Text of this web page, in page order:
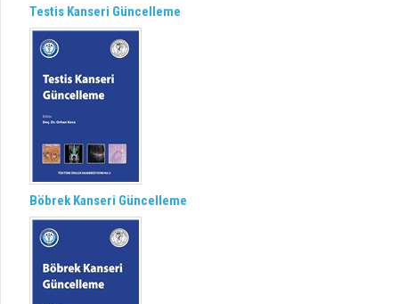
Testis Kanseri Güncelleme
Böbrek Kanseri Güncelleme